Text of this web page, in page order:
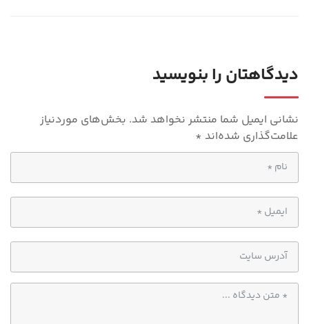
p
p
دیدگاهتان را بنویسید
نشانی ایمیل شما منتشر نخواهد شد. بخش‌های موردنیاز
علامت‌گذاری شده‌اند *